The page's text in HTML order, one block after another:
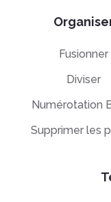
Fusionner
Diviser
Numérotation
Supprimer les